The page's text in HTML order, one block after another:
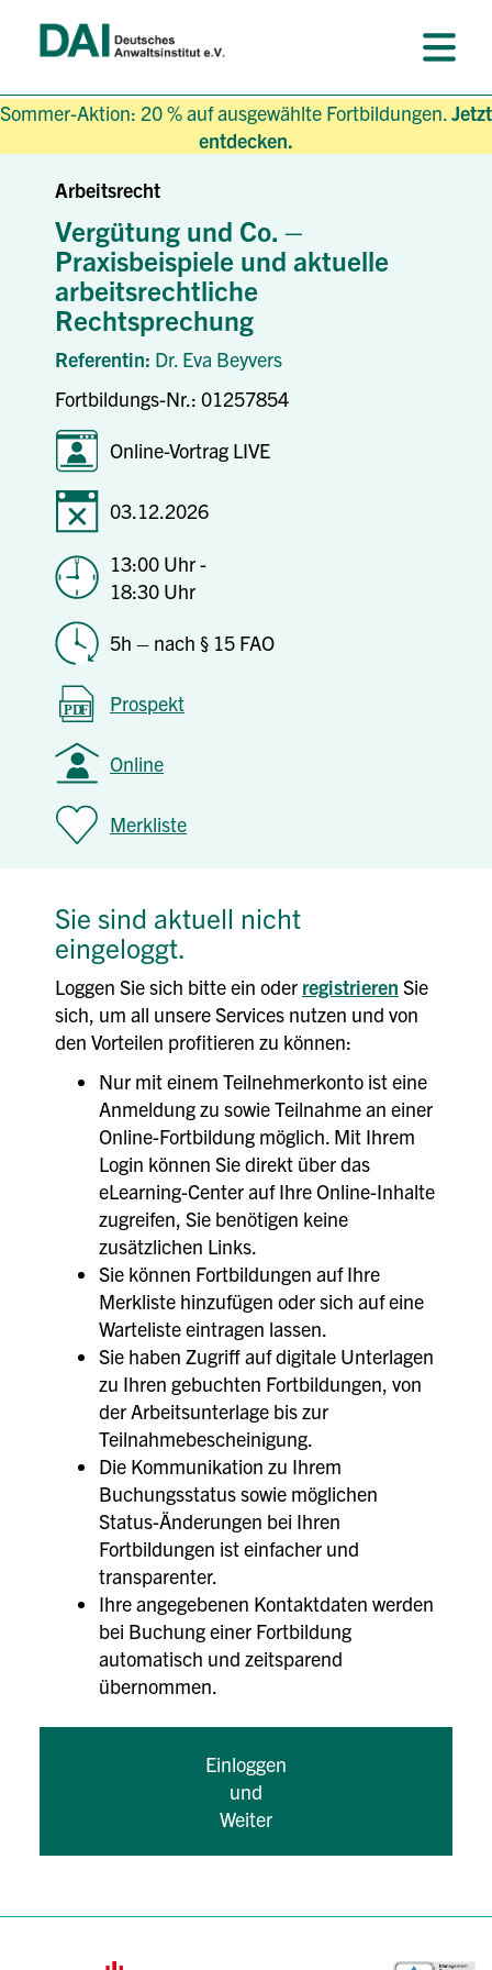
Sommer-Aktion: 20 % auf ausgewählte Fortbildungen.Jetzt
entdecken.
Arbeitsrecht
Vergütung und Co. –
Praxisbeispiele und aktuelle
arbeitsrechtliche
Rechtsprechung
Referentin: Dr. Eva Beyvers
Fortbildungs-Nr.: 01257854
Online-Vortrag LIVE
03.12.2026
13:00 Uhr -
18:30 Uhr
5h – nach § 15 FAO
Prospekt
Online
Merkliste
Sie sind aktuell nicht
eingeloggt.
Loggen Sie sich bitte ein oder registrieren Sie
sich, um all unsere Services nutzen und von
den Vorteilen profitieren zu können:
Nur mit einem Teilnehmerkonto ist eine
Anmeldung zu sowie Teilnahme an einer
Online-Fortbildung möglich. Mit Ihrem
Login können Sie direkt über das
eLearning-Center auf Ihre Online-Inhalte
zugreifen, Sie benötigen keine
zusätzlichen Links.
Sie können Fortbildungen auf Ihre
Merkliste hinzufügen oder sich auf eine
Warteliste eintragen lassen.
Sie haben Zugriff auf digitale Unterlagen
zu Ihren gebuchten Fortbildungen, von
der Arbeitsunterlage bis zur
Teilnahmebescheinigung.
Die Kommunikation zu Ihrem
Buchungsstatus sowie möglichen
Status-Änderungen bei Ihren
Fortbildungen ist einfacher und
transparenter.
Ihre angegebenen Kontaktdaten werden
bei Buchung einer Fortbildung
automatisch und zeitsparend
übernommen.
Einloggen
und
Weiter